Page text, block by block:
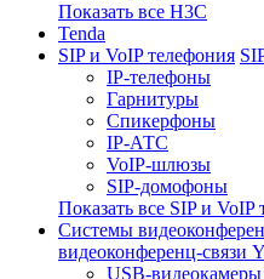
Показать все H3C
Tenda
SIP и VoIP телефония
IP-телефоны
Гарнитуры
Спикерфоны
IP-АТС
VoIP-шлюзы
SIP-домофоны
Показать все SIP и VoIP
Системы
видеоконференц-связи
USB-